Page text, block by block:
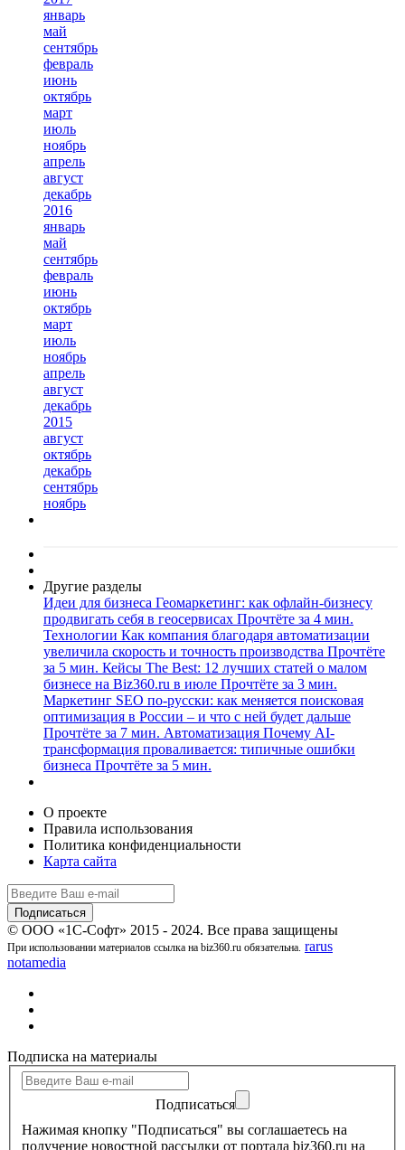
январь
май
сентябрь
февраль
июнь
октябрь
март
июль
ноябрь
апрель
август
декабрь
2016
январь
май
сентябрь
февраль
июнь
октябрь
март
июль
ноябрь
апрель
август
декабрь
2015
август
октябрь
декабрь
сентябрь
ноябрь
Другие разделы
Идеи для бизнеса Геомаркетинг: как офлайн-бизнесу
продвигать себя в геосервисах Прочтёте за 4 мин.
Технологии Как компания благодаря автоматизации
увеличила скорость и точность производства Прочтёте
за 5 мин. Кейсы The Best: 12 лучших статей о малом
бизнесе на Biz360.ru в июле Прочтёте за 3 мин.
Маркетинг SEO по-русски: как меняется поисковая
оптимизация в России – и что с ней будет дальше
Прочтёте за 7 мин. Автоматизация Почему AI-
трансформация проваливается: типичные ошибки
бизнеса Прочтёте за 5 мин.
О проекте
Правила использования
Политика конфиденциальности
Карта сайта
© ООО «1С-Софт» 2015 - 2024. Все права защищены
При использовании материалов ссылка на biz360.ru обязательна. rarus
notamedia
Подписка на материалы
Подписаться
Нажимая кнопку "Подписаться" вы соглашаетесь на
получение новостной рассылки от портала biz360.ru на